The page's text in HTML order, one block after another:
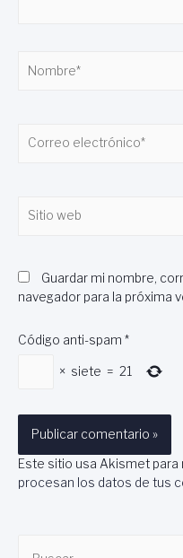
electrónico*
web
Guardar mi nombre,
navegador para la próxima
Código anti-spam *
× siete = 21
Este sitio usa Akismet para
procesan los datos de tus